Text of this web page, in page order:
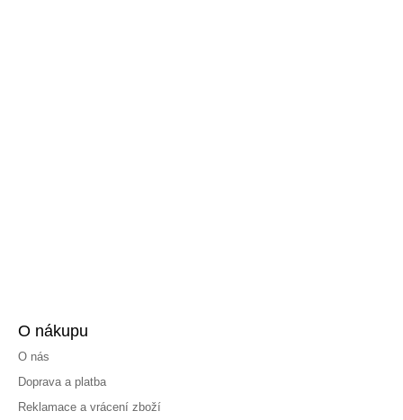
O nákupu
O nás
Doprava a platba
Reklamace a vrácení zboží